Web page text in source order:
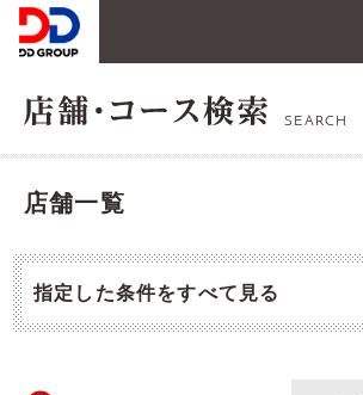
SEARCH
店舗一覧
指定した条件をすべて見る